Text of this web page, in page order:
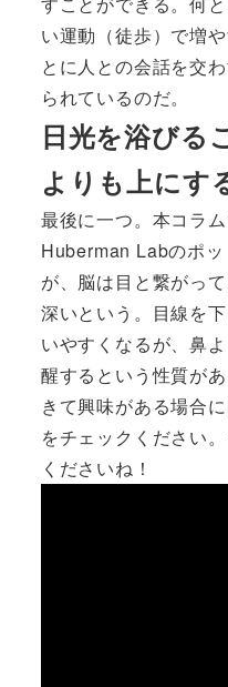
い運動（徒歩）で増
とに人との会話を交
られているのだ。
日光を浴びる
よりも上にす
最後に一つ。本コラ
Huberman Labのポ
が、脳は目と繋がっ
深いという。目線を
いやすくなるが、鼻
醒するという性質が
きて興味がある場合
をチェックください
くださいね！